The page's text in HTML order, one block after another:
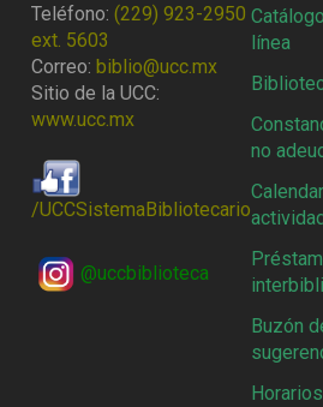
Teléfono:(229) 923-2950
ext. 5603
Correo:biblio@ucc.mx
Sitio de la UCC:
www.ucc.mx
/UCCSistemaBibliotecario
@uccbiblioteca
línea
no
Buzón